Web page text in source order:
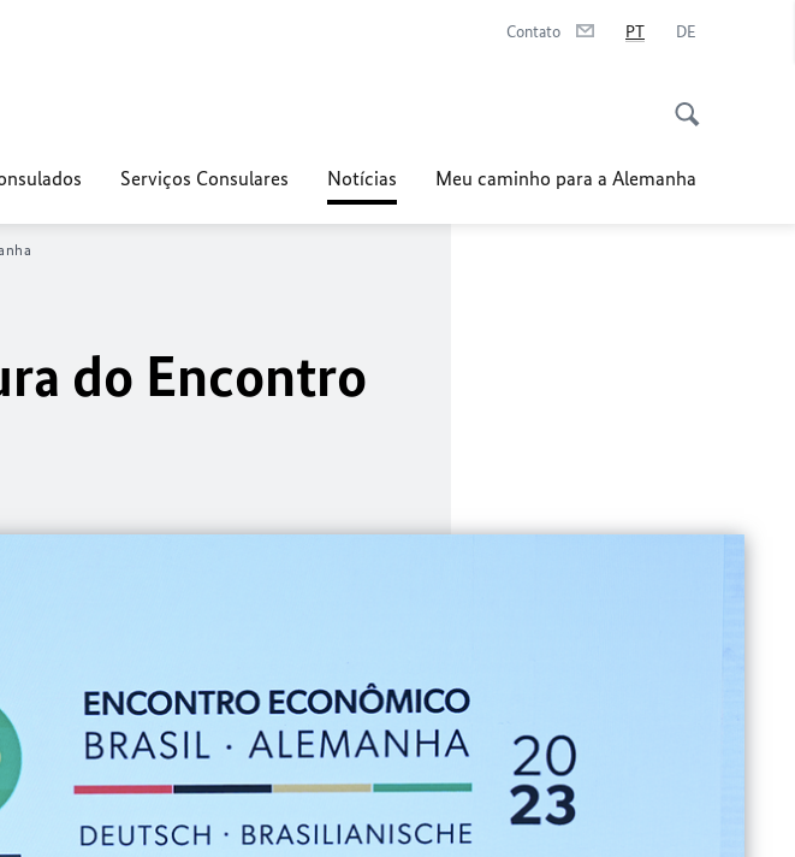
Contato PT DE
Serviços Consulares Notícias Meu caminho para a Alemanha
do Encontro